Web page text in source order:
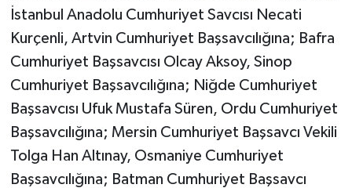
İstanbul Anadolu Cumhuriyet Savcısı Necati
Kurçenli, Artvin Cumhuriyet Başsavcılığına; Bafra
Cumhuriyet Başsavcısı Olcay Aksoy, Sinop
Cumhuriyet Başsavcılığına; Niğde Cumhuriyet
Başsavcısı Ufuk Mustafa Süren, Ordu Cumhuriyet
Başsavcılığına; Mersin Cumhuriyet Başsavcı Vekili
Tolga Han Altınay, Osmaniye Cumhuriyet
Başsavcılığına; Batman Cumhuriyet Başsavcı